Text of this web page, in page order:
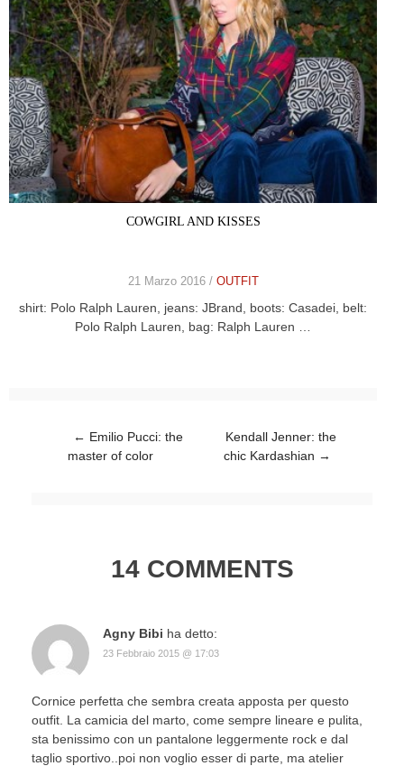
COWGIRL AND KISSES
21 Marzo 2016 / OUTFIT
shirt: Polo Ralph Lauren, jeans: JBrand, boots: Casadei, belt:
Polo Ralph Lauren, bag: Ralph Lauren …
Post navigation
← Emilio Pucci: the
master of color
Kendall Jenner: the
chic Kardashian →
14 COMMENTS
Agny Bibi ha detto:
23 Febbraio 2015 @ 17:03
Cornice perfetta che sembra creata apposta per questo
outfit. La camicia del marto, come sempre lineare e pulita,
sta benissimo con un pantalone leggermente rock e dal
taglio sportivo..poi non voglio esser di parte, ma atelier